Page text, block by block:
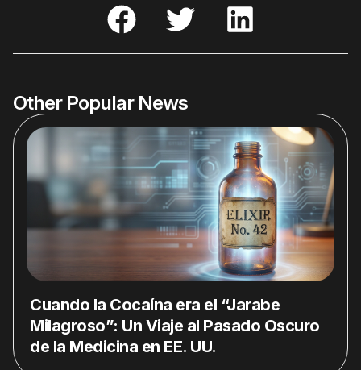
Other Popular News
Cuando la Cocaína era el “Jarabe
Milagroso”: Un Viaje al Pasado Oscuro
de la Medicina en EE. UU.